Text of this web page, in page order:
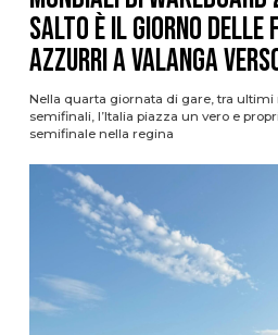
Salto è il giorno delle
azzurri a valanga
Nella quarta giornata di gare, tra
semifinali, l’Italia piazza un vero e
semifinale nella regina